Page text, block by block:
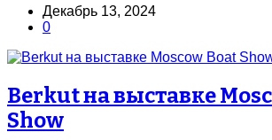
Декабрь 13, 2024
0
Berkut на выставке
Show